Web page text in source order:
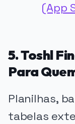
(App
5. Toshl
Para
Planilhas,
tabelas